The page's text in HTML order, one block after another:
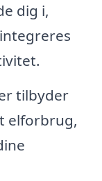
dig i,
tilbyder
elforbrug,